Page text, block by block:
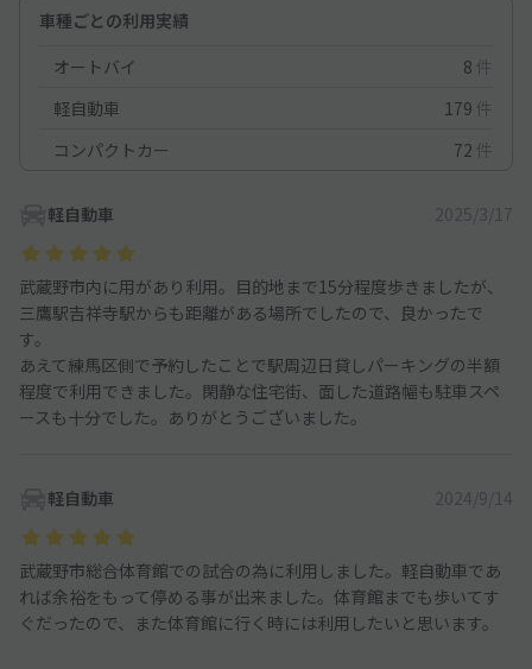
車種ごとの利用実績
オートバイ
8 件
軽自動車
179 件
コンパクトカー
72 件
軽自動車 2025/3/17
武蔵野市内に用があり利用。目的地まで15分程度歩きましたが、
三鷹駅吉祥寺駅からも距離がある場所でしたので、良かったで
す。
あえて練馬区側で予約したことで駅周辺日貸しパーキングの半額
程度で利用できました。閑静な住宅街、面した道路幅も駐車スペ
ースも十分でした。ありがとうございました。
軽自動車 2024/9/14
武蔵野市総合体育館での試合の為に利用しました。軽自動車であ
れば余裕をもって停める事が出来ました。体育館までも歩いてす
ぐだったので、また体育館に行く時には利用したいと思います。